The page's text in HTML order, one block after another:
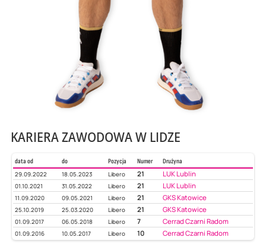
KARIERA ZAWODOWA W LIDZE
data od do Pozycja Numer
Drużyna
29.09.2022
18.05.2023 Libero 21 LUK Lublin
01.10.2021 31.05.2022 Libero 21 LUK Lublin
11.09.2020 09.05.2021 Libero 21 GKS Katowice
25.10.2019 25.03.2020 Libero 21 GKS Katowice
01.09.2017 06.05.2018 Libero 7 Cerrad Czarni Radom
01.09.2016 10.05.2017 Libero 10 Cerrad Czarni Radom